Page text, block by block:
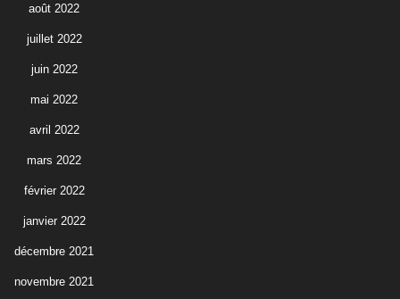
août 2022
juillet 2022
juin 2022
mai 2022
avril 2022
mars 2022
février 2022
janvier 2022
décembre 2021
novembre 2021